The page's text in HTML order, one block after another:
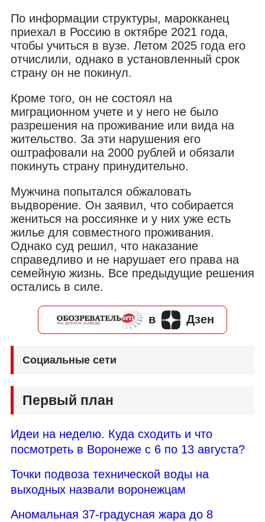
По информации структуры, марокканец
приехал в Россию в октябре 2021 года,
чтобы учиться в вузе. Летом 2025 года его
отчислили, однако в установленный срок
страну он не покинул.
Кроме того, он не состоял на
миграционном учете и у него не было
разрешения на проживание или вида на
жительство. За эти нарушения его
оштрафовали на 2000 рублей и обязали
покинуть страну принудительно.
Мужчина попытался обжаловать
выдворение. Он заявил, что собирается
жениться на россиянке и у них уже есть
жилье для совместного проживания.
Однако суд решил, что наказание
справедливо и не нарушает его права на
семейную жизнь. Все предыдущие решения
остались в силе.
в Дзен
Социальные сети
Первый план
Идеи на неделю. Куда сходить и что
посмотреть в Воронеже с 6 по 13 августа?
Точки подвоза технической воды на
выходных назвали воронежцам
Аномальная 37-градусная жара до 8